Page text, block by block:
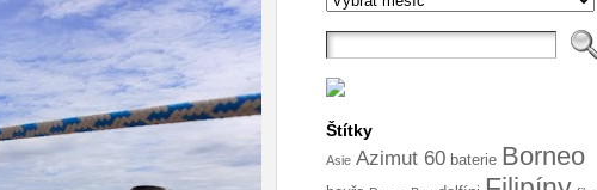
Štítky
Asie Azimut 60 baterie Borneo